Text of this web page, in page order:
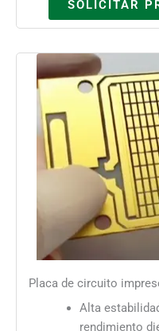
SOLICITAR
Placa de circuito
Alta
rendimiento